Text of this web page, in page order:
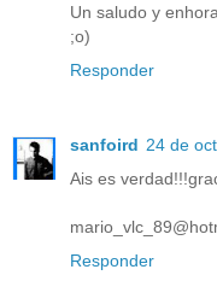
Un saludo y
;o)
Responder
sanfoird 24 de
Ais es
Responder